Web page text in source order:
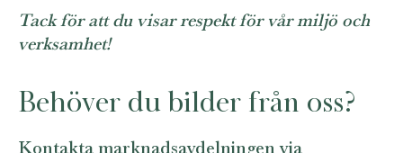
Tack för att du visar respekt för vår miljö och
verksamhet!
Behöver du bilder från oss?
Kontakta marknadsavdelningen via